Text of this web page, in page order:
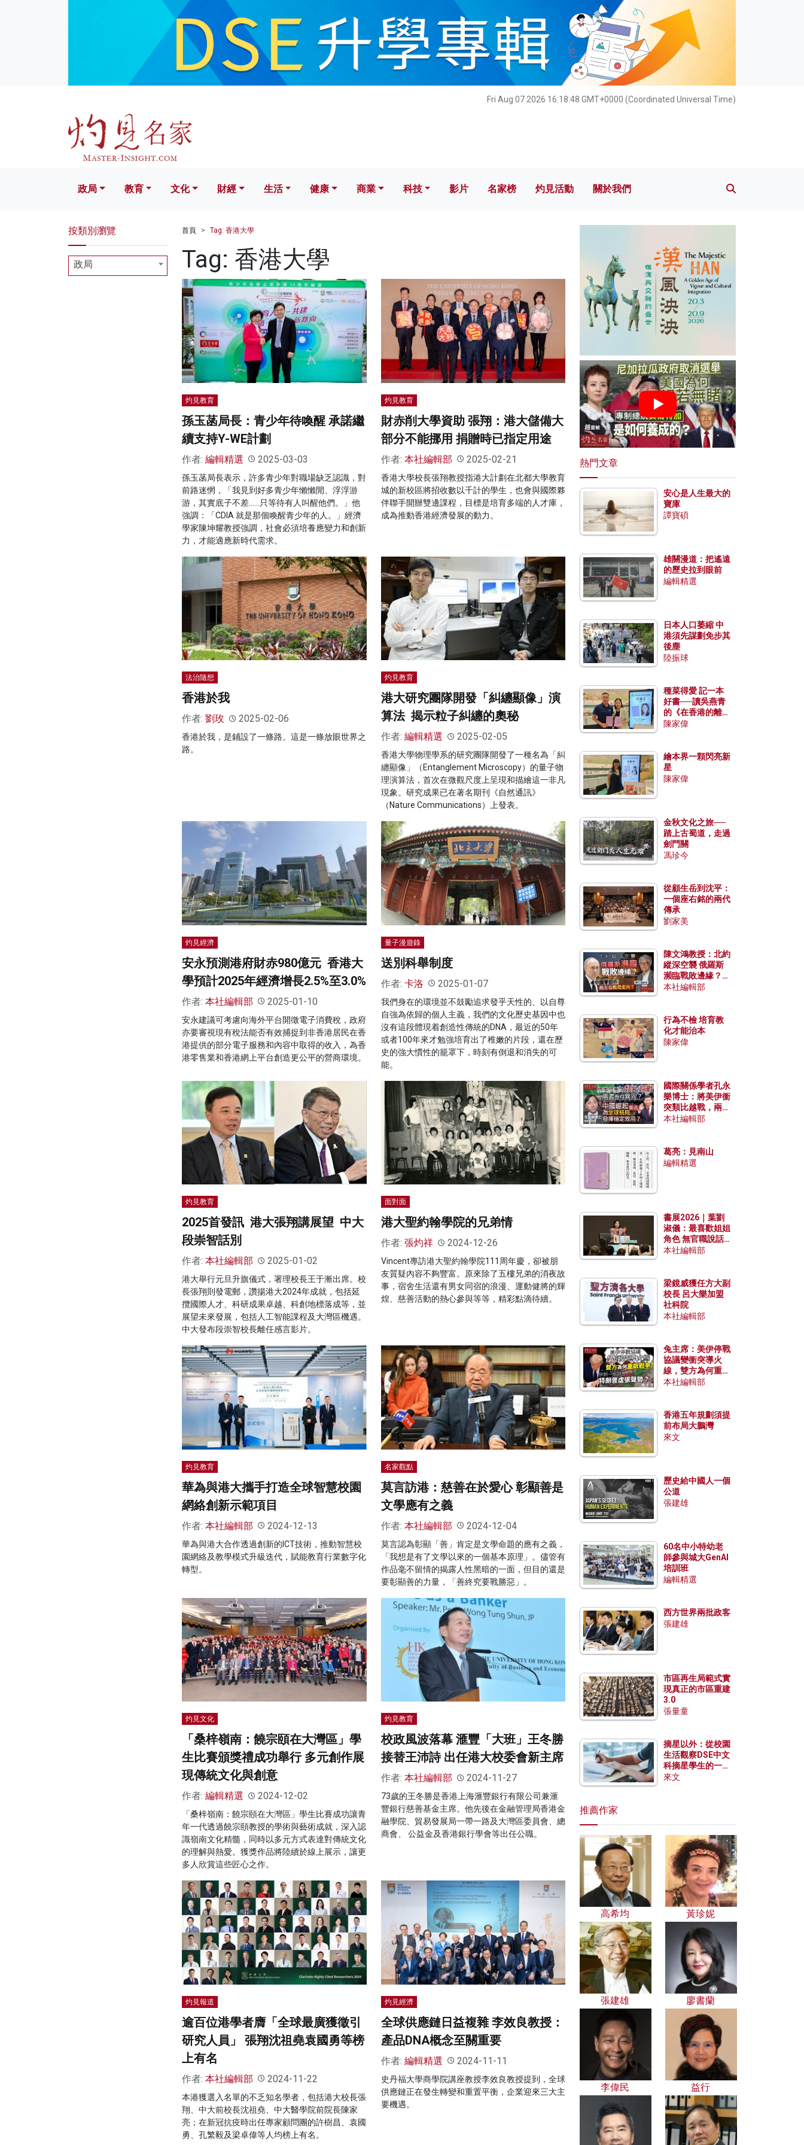
Fri Aug 07 2026 16:18:50 GMT+0000 (Coordinated Universal Time)
文化 財經 生活 健康 科技 影片 名家榜 灼見活動 關於我們
政局 教育 文化 財經 生活 健康 商業 科技 影片 名家榜 灼見活動 關於我們
首頁 Tag: 香港大學
Tag: 香港大學
灼見教育
孫玉菡局長：青少年待喚醒 承諾繼
續支持Y-WE計劃
作者: 編輯精選 2025-03-03
孫玉菡局長表示，許多青少年對職場缺乏認識，對
前路迷惘，「我見到好多青少年懶懶閒、浮浮游
游，其實底子不差……只等待有人叫醒他們。」他
強調：「CDIA 就是那個喚醒青少年的人。」經濟
學家陳坤耀教授強調，社會必須培養應變力和創新
力，才能適應新時代需求。
灼見教育
財赤削大學資助 張翔：港大儲備大
部分不能挪用 捐贈時已指定用途
作者: 本社編輯部 2025-02-21
香港大學校長張翔教授指港大計劃在北都大學教育
城的新校區將招收數以千計的學生，也會與國際夥
伴聯手開辦雙邊課程，目標是培育多端的人才庫，
成為推動香港經濟發展的動力。
法治隨想
香港於我
作者: 劉玫 2025-02-06
香港於我，是鋪設了一條路。這是一條放眼世界之
路。
灼見教育
港大研究團隊開發「糾纏顯像」演
算法 揭示粒子糾纏的奧秘
作者: 編輯精選 2025-02-05
香港大學物理學系的研究團隊開發了一種名為「糾
纏顯像」（Entanglement Microscopy）的量子物
理演算法，首次在微觀尺度上呈現和描繪這一非凡
現象。研究成果已在著名期刊《自然通訊》
（Nature Communications）上發表。
灼見經濟
安永預測港府財赤980億元 香港大
學預計2025年經濟增長2.5%至3.0%
作者: 本社編輯部 2025-01-10
安永建議可考慮向海外平台開徵電子消費稅，政府
亦要審視現有稅法能否有效捕捉到非香港居民在香
港提供的部分電子服務和內容中取得的收入，為香
港零售業和香港網上平台創造更公平的營商環境。
量子漫遊錄
送別科舉制度
作者: 卡洛 2025-01-07
我們身在的環境並不鼓勵追求發乎天性的、以自尊
自強為依歸的個人主義，我們的文化歷史基因中也
沒有這段體現着創造性傳統的DNA，最近的50年
或者100年來才勉強培育出了稚嫩的片段，還在歷
史的強大慣性的籠罩下，時刻有倒退和消失的可
能。
灼見教育
2025首發訊 港大張翔講展望 中大
段崇智話別
作者: 本社編輯部 2025-01-02
港大舉行元旦升旗儀式，署理校長王于漸出席。校
長張翔則發電郵，讚揚港大2024年成就，包括延
攬國際人才、科研成果卓越、科創地標落成等，並
展望未來發展，包括人工智能課程及大灣區機遇。
中大發布段崇智校長離任感言影片。
面對面
港大聖約翰學院的兄弟情
作者: 張灼祥 2024-12-26
Vincent專訪港大聖約翰學院111周年慶，卻被朋
友質疑內容不夠豐富。原來除了五樓兄弟的消夜故
事，宿舍生活還有男女同宿的浪漫、運動健將的輝
煌、慈善活動的熱心參與等等，精彩點滴待續。
灼見教育
華為與港大攜手打造全球智慧校園
網絡創新示範項目
作者: 本社編輯部 2024-12-13
華為與港大合作透過創新的ICT技術，推動智慧校
園網絡及教學模式升級迭代，賦能教育行業數字化
轉型。
名家觀點
莫言訪港：慈善在於愛心 彰顯善是
文學應有之義
作者: 本社編輯部 2024-12-04
莫言認為彰顯「善」肯定是文學命題的應有之義，
「我想是有了文學以來的一個基本原理」。儘管有
作品毫不留情的揭露人性黑暗的一面，但目的還是
要彰顯善的力量，「善終究要戰勝惡」。
灼見文化
「桑梓嶺南：饒宗頤在大灣區」學
生比賽頒獎禮成功舉行 多元創作展
現傳統文化與創意
作者: 編輯精選 2024-12-02
「桑梓嶺南：饒宗頤在大灣區」學生比賽成功讓青
年一代透過饒宗頤教授的學術與藝術成就，深入認
識嶺南文化精髓，同時以多元方式表達對傳統文化
的理解與熱愛。獲獎作品將陸續於線上展示，讓更
多人欣賞這些匠心之作。
灼見教育
校政風波落幕 滙豐「大班」王冬勝
接替王沛詩 出任港大校委會新主席
作者: 本社編輯部 2024-11-27
73歲的王冬勝是香港上海滙豐銀行有限公司兼滙
豐銀行慈善基金主席。他先後在金融管理局香港金
融學院、貿易發展局一帶一路及大灣區委員會、總
商會、 公益金及香港銀行學會等出任公職。
灼見報道
逾百位港學者膺「全球最廣獲徵引
研究人員」 張翔沈祖堯袁國勇等榜
上有名
作者: 本社編輯部 2024-11-22
本港獲選入名單的不乏知名學者，包括港大校長張
翔、中大前校長沈祖堯、中大醫學院前院長陳家
亮；在新冠抗疫時出任專家顧問團的許樹昌、袁國
勇、孔繁毅及梁卓偉等人均榜上有名。
灼見經濟
全球供應鏈日益複雜 李效良教授：
產品DNA概念至關重要
作者: 編輯精選 2024-11-11
史丹福大學商學院講座教授李效良教授提到，全球
供應鏈正在發生轉變和重置平衡，企業迎來三大主
要機遇。
按類別瀏覽
政局
熱門文章
安心是人生最大的
寶庫
譚寶碩
雄關漫道：把遙遠
的歷史拉到眼前
編輯精選
日本人口萎縮 中
港須先謀劃免步其
後塵
陸振球
種菜得愛 記一本
好書──讀吳燕青
的《在香港的離島
種菜》
陳家偉
繪本界一顆閃亮新
星
陳家偉
金秋文化之旅──
踏上古蜀道，走過
劍門關
馮珍今
從顧生岳到沈平：
一個座右銘的兩代
傳承
劉家美
陳文鴻教授：北約
縱深空襲 俄羅斯
瀕臨戰敗邊緣？中
國零部件能左右戰
本社編輯部
行為不檢 培育教
化才能治本
陳家偉
國際關係學者孔永
樂博士：將美伊衝
突類比越戰，兩者
有何異同？中國崛
本社編輯部
葛亮：見南山
編輯精選
書展2026｜葉劉
淑儀：最喜歡姐姐
角色 無官職說話
包袱少
本社編輯部
梁鏡威獲任方大副
校長 呂大樂加盟
社科院
本社編輯部
兔主席：美伊停戰
協議變衝突導火
線，雙方為何重啟
戰爭？伊朗一早洞
本社編輯部
香港五年規劃須提
前布局大鵬灣
來文
歷史給中國人一個
公道
張建雄
60名中小特幼老
師參與城大GenAI
培訓班
編輯精選
西方世界兩批政客
張建雄
市區再生局範式實
現真正的市區重建
3.0
張量童
摘星以外：從校園
生活觀察DSE中文
科摘星學生的一點
特質
來文
推薦作家
高希均 黃珍妮
張建雄 廖書蘭
李偉民 益行